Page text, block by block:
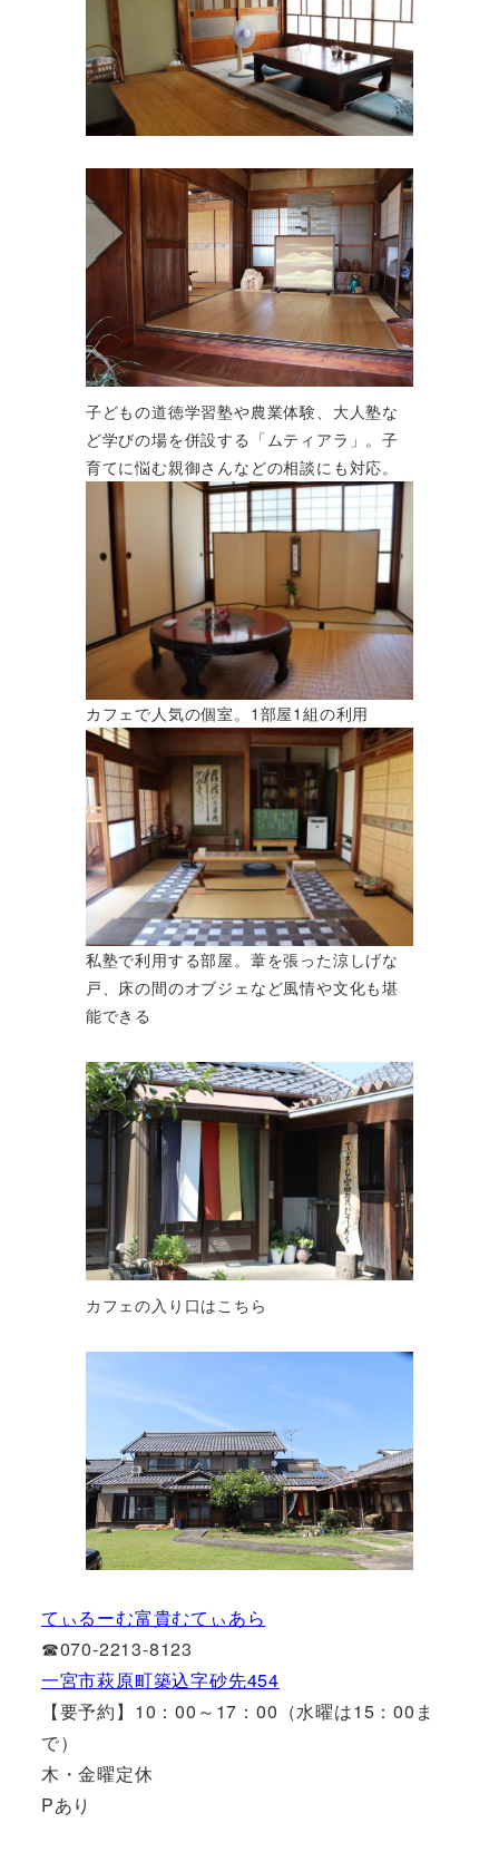
子どもの道徳学習塾や農業体験、大人塾な
ど学びの場を併設する「ムティアラ」。子
育てに悩む親御さんなどの相談にも対応。
カフェで人気の個室。1部屋1組の利用
私塾で利用する部屋。葦を張った涼しげな
戸、床の間のオブジェなど風情や文化も堪
能できる
カフェの入り口はこちら
てぃるーむ富貴むてぃあら
☎070-2213-8123
一宮市萩原町築込字砂先454
【要予約】10：00～17：00（水曜は15：00ま
で）
木・金曜定休
Pあり